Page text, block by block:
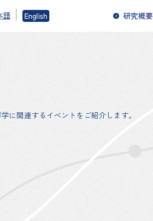
語 English 研究概要
に関連するイベントをご紹介します。